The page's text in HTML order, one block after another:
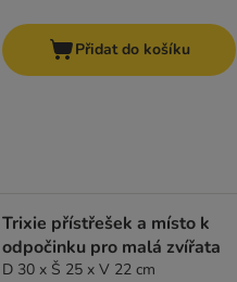
Přidat do košíku
Trixie přístřešek a místo k
odpočinku pro malá zvířata
D 30 x Š 25 x V 22 cm